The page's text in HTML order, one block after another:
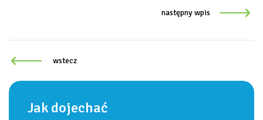
następny wpis
wstecz
Jak dojechać